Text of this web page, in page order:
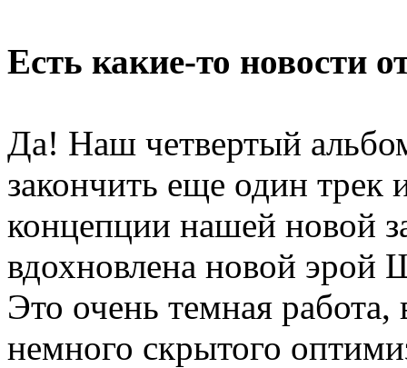
Есть какие-то новости
Да! Наш четвертый
закончить еще один трек
концепции нашей новой
вдохновлена новой
Это очень темная работа,
немного скрытого